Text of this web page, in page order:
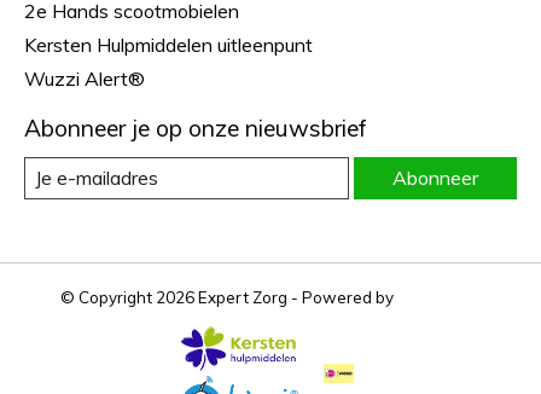
2e Hands scootmobielen
Kersten Hulpmiddelen uitleenpunt
Wuzzi Alert®
Abonneer je op onze nieuwsbrief
Abonneer
© Copyright 2026 Expert Zorg - Powered by